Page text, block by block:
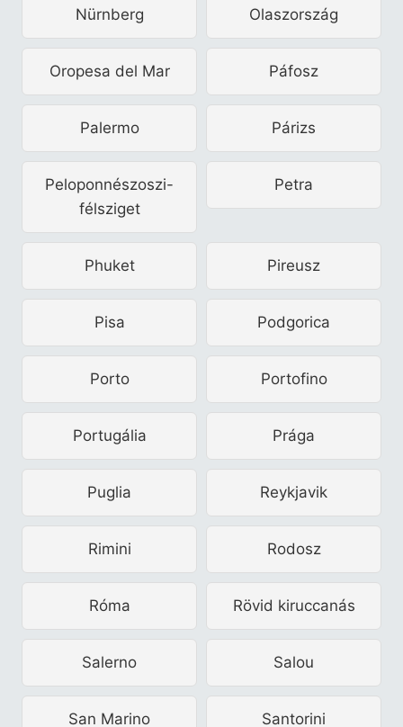
Nürnberg Olaszország
Oropesa del Mar Páfosz
Palermo Párizs
Peloponnészoszi-
félsziget
Petra
Phuket Pireusz
Pisa Podgorica
Porto Portofino
Portugália Prága
Puglia Reykjavik
Rimini Rodosz
Róma Rövid kiruccanás
Salerno Salou
San Marino Santorini